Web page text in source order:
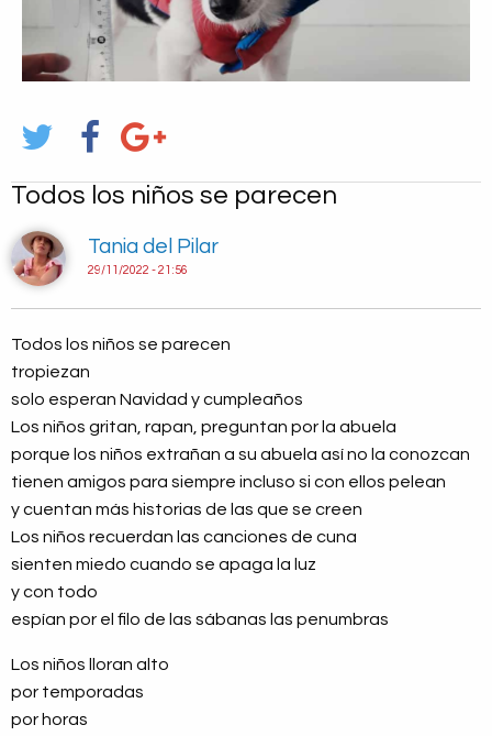
Todos los niños se parecen
Tania del Pilar
29/11/2022 - 21:56
Todos los niños se parecen
tropiezan
solo esperan Navidad y cumpleaños
Los niños gritan, rapan, preguntan por la abuela
porque los niños extrañan a su abuela así no la conozcan
tienen amigos para siempre incluso si con ellos pelean
y cuentan más historias de las que se creen
Los niños recuerdan las canciones de cuna
sienten miedo cuando se apaga la luz
y con todo
espían por el filo de las sábanas las penumbras
Los niños lloran alto
por temporadas
por horas